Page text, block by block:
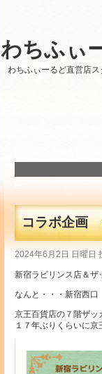
わちふぃ
わちふぃーるど直営店
コラボ企画
2024年6月2日 日曜日
新宿ラビリンス店＆ザ
なんと・・・新宿西口
京王百貨店の７階ザッ
１７年ぶりくらいに